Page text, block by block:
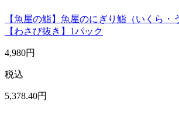
【魚屋の鮨】魚屋のにぎり鮨（いくら・
【わさび抜き】1パック
4,980円
税込
5,378.40円